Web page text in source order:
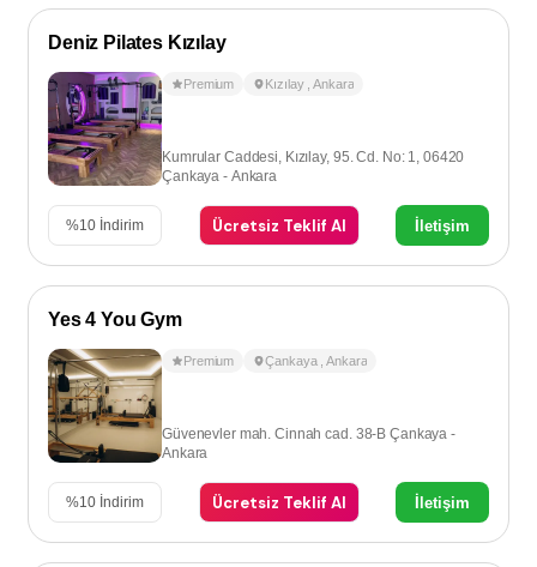
Deniz Pilates Kızılay
Premium Kızılay ,Ankara
Kumrular Caddesi, Kızılay, 95. Cd. No: 1, 06420
Çankaya - Ankara
%10 İndirim Ücretsiz Teklif Al İletişim
Yes 4 You Gym
Premium Çankaya ,Ankara
Güvenevler mah. Cinnah cad. 38-B Çankaya -
Ankara
%10 İndirim Ücretsiz Teklif Al İletişim